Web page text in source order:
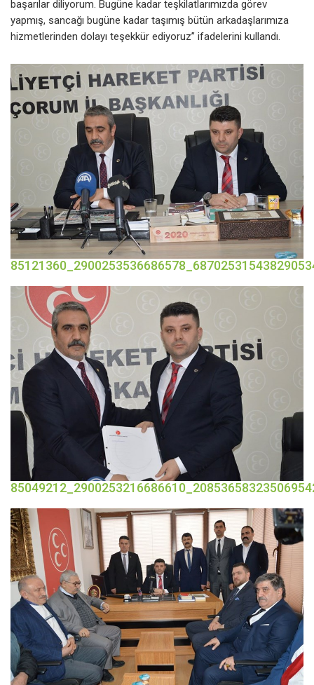
başarılar diliyorum. Bugüne kadar teşkilatlarımızda görev
yapmış, sancağı bugüne kadar taşımış bütün arkadaşlarımıza
hizmetlerinden dolayı teşekkür ediyoruz” ifadelerini kullandı.